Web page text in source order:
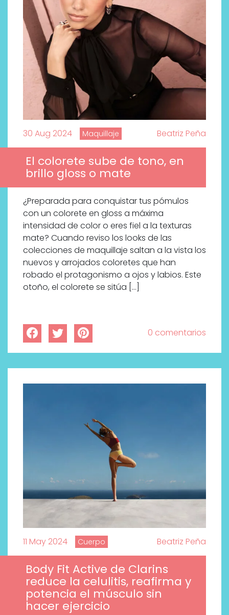
30 Aug 2024 Maquillaje Beatriz Peña
El colorete sube de tono, en
brillo gloss o mate
¿Preparada para conquistar tus pómulos
con un colorete en gloss a máxima
intensidad de color o eres fiel a la texturas
mate? Cuando reviso los looks de las
colecciones de maquillaje saltan a la vista los
nuevos y arrojados coloretes que han
robado el protagonismo a ojos y labios. Este
otoño, el colorete se sitúa […]
0 comentarios
11 May 2024 Cuerpo Beatriz Peña
Body Fit Active de Clarins
reduce la celulitis, reafirma y
potencia el músculo sin
hacer ejercicio